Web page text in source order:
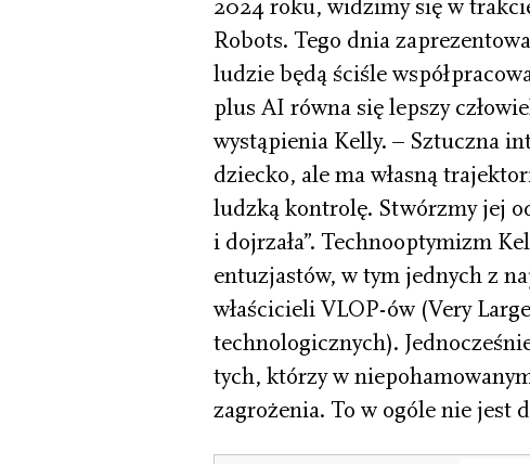
2024 roku, widzimy się w
Robots. Tego dnia
ludzie będą ściśle
plus AI równa się lepszy
wystąpienia Kelly. – Sztuczna
dziecko, ale ma własną
ludzką kontrolę. Stwórzmy jej
i dojrzała”. Technooptymizm
entuzjastów, w tym jednych z
właścicieli VLOP-ów (Very
technologicznych).
tych, którzy w
zagrożenia. To w ogóle nie jest